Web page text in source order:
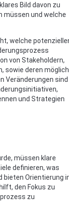
Bild davon zu
müssen und welche
welche
von Stakeholdern,
sowie deren
Veränderungen sind
und Strategien
müssen klare
definieren, was
bieten Orientierung
den Fokus zu
zu